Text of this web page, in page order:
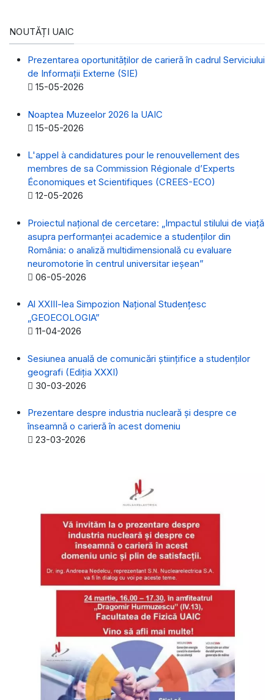
NOUTĂȚI UAIC
Prezentarea oportunităților de carieră în cadrul Serviciului
de Informații Externe (SIE)
Detalii
15-05-2026
Noaptea Muzeelor 2026 la UAIC
Detalii
15-05-2026
L'appel à candidatures pour le renouvellement des
membres de sa Commission Régionale d’Experts
Économiques et Scientifiques (CREES-ECO)
Detalii
12-05-2026
Proiectul național de cercetare: „Impactul stilului de viață
asupra performanței academice a studenților din
România: o analiză multidimensională cu evaluare
neuromotorie în centrul universitar ieșean”
Detalii
06-05-2026
Al XXIII-lea Simpozion Naţional Studenţesc
„GEOECOLOGIA”
Detalii
11-04-2026
Sesiunea anuală de comunicări științifice a studenților
geografi (Ediția XXXI)
Detalii
30-03-2026
Prezentare despre industria nucleară și despre ce
înseamnă o carieră în acest domeniu
Detalii
23-03-2026